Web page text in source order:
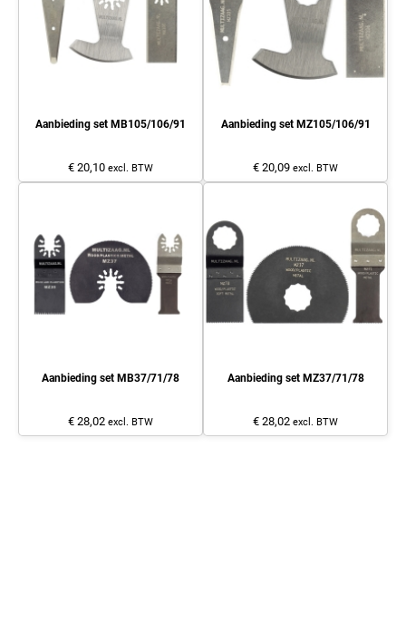
Aanbieding set MB105/106/91
€ 20,10 excl. BTW
Aanbieding set MZ105/106/91
€ 20,09 excl. BTW
Aanbieding set MB37/71/78
€ 28,02 excl. BTW
Aanbieding set MZ37/71/78
€ 28,02 excl. BTW